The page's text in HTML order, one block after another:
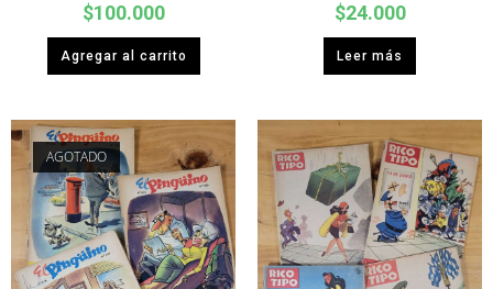
$100.000
Agregar al carrito
$24.000
Leer más
AGOTADO